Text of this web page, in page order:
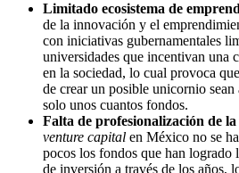
Limitado ecosistema de
de la innovación y el
con iniciativas gubernamentales
universidades que incentivan una
en la sociedad, lo cual provoca
de crear un posible unicornio sean
solo unos cuantos fondos.
Falta de profesionalización de
venture capital en México no se
pocos los fondos que han
de inversión a través de los años,